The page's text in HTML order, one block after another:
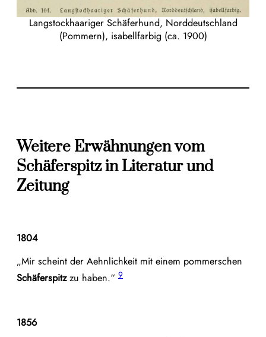
Langstockhaariger Schäferhund, Norddeutschland
(Pommern), isabellfarbig (ca. 1900)
Weitere Erwähnungen vom
Schäferspitzin Literatur und
Zeitung
1804
„Mir scheint der Aehnlichkeit mit einem pommerschen
Schäferspitzzu haben.“ 9
1856